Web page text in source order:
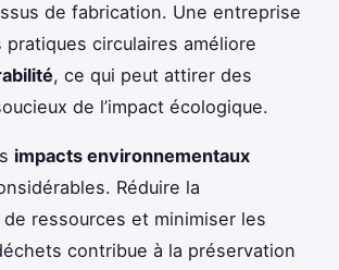
de fabrication. Une entreprise
circulaires améliore
, ce qui peut attirer des
de l’impact écologique.
impacts environnementaux
Réduire la
ressources et minimiser les
contribue à la préservation